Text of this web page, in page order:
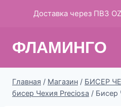
ФЛАМИНГО
Главная / Магазин / БИСЕР
бисер Чехия Preciosa / Бисер
Доставка через ПВЗ